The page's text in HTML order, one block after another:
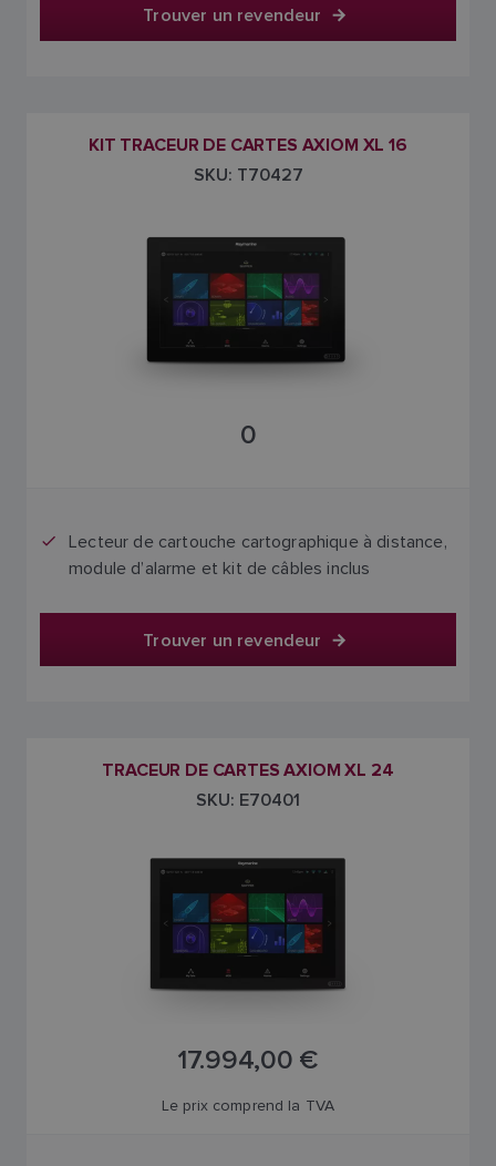
Trouver un revendeur
KIT TRACEUR DE CARTES AXIOM XL 16
SKU: T70427
0
Lecteur de cartouche cartographique à distance,
module d’alarme et kit de câbles inclus
Trouver un revendeur
TRACEUR DE CARTES AXIOM XL 24
SKU: E70401
17.994,00 €
Le prix comprend la TVA